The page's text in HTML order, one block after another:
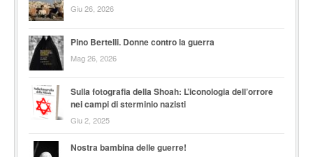
Giu 26, 2026
Pino Bertelli. Donne contro la guerra
Mag 26, 2026
Sulla fotografia della Shoah: L’iconologia dell’orrore
nei campi di sterminio nazisti
Giu 2, 2025
Nostra bambina delle guerre!